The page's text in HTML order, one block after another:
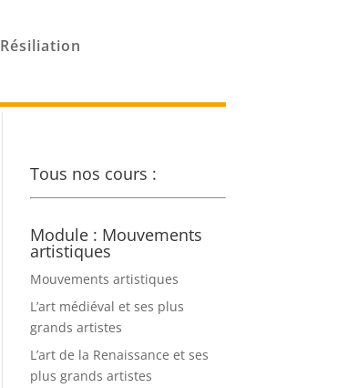
Résiliation
Tous nos cours :
Module : Mouvements
artistiques
Mouvements artistiques
L’art médiéval et ses plus
grands artistes
L’art de la Renaissance et ses
plus grands artistes